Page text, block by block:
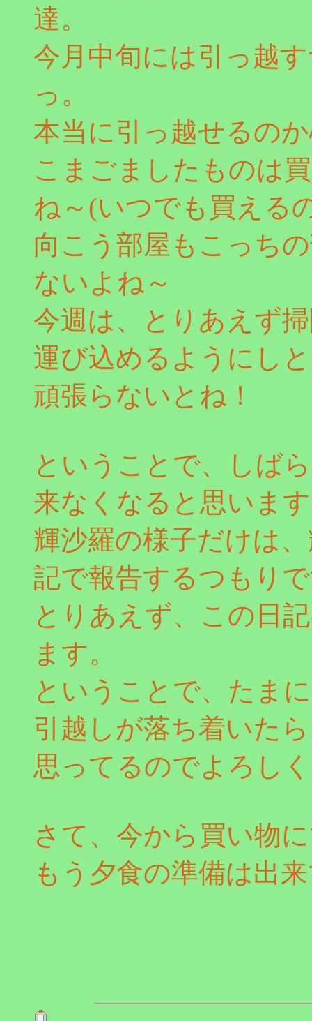
達。
今月中旬には引っ越
っ。
本当に引っ越せるの
こまごましたものは
ね～(いつでも買える
向こう部屋もこっち
ないよね～
今週は、とりあえず
運び込めるようにし
頑張らないとね！
ということで、しば
来なくなると思いま
輝沙羅の様子だけは
記で報告するつもり
とりあえず、この日
ます。
ということで、たま
引越しが落ち着いた
思ってるのでよろし
さて、今から買い物
もう夕食の準備は出